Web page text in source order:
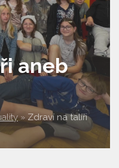
aneb
» Zdraví na talíři